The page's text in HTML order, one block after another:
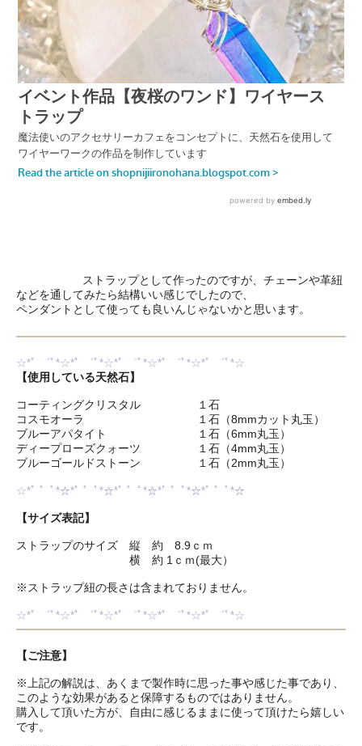
ストラップとして作ったのですが、チェーンや革紐
などを通してみたら結構いい感じでしたので、
ペンダントとして使っても良いんじゃないかと思います。
☆*ﾟ ゜ﾟ*☆*ﾟ ゜ﾟ*☆*ﾟ ゜ﾟ*☆*ﾟ ゜ﾟ*☆*ﾟ ゜ﾟ*☆
【使用している天然石】
コーティングクリスタル １石
コスモオーラ １石（8mmカット丸玉）
ブルーアパタイト １石（6mm丸玉）
ディープローズクォーツ １石（4mm丸玉）
ブルーゴールドストーン １石（2mm丸玉）
☆*ﾟ ゜ﾟ*☆*ﾟ ゜ﾟ*☆*ﾟ ゜ﾟ*☆*ﾟ ゜ﾟ*☆*ﾟ ゜ﾟ*☆
【サイズ表記】
ストラップのサイズ 縦 約 8.9ｃｍ
横 約 1ｃｍ(最大）
※ストラップ紐の長さは含まれておりません。
☆*ﾟ ゜ﾟ*☆*ﾟ ゜ﾟ*☆*ﾟ ゜ﾟ*☆*ﾟ ゜ﾟ*☆*ﾟ ゜ﾟ*☆
【ご注意】
※上記の解説は、あくまで製作時に思った事や感じた事であり、
このような効果があると保障するものではありません。
購入して頂いた方が、自由に感じるままに使って頂けたら嬉しい
です。